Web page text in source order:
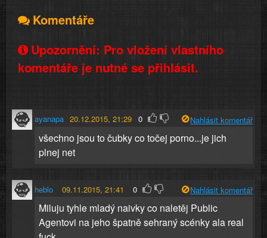
Komentáře
Upozornění: Pro vložení vlastního
komentáře je nutné se přihlásit.
ayanapa 20.12.2015, 21:29 0 Nahlásit komentář
všechno jsou to čubky co točej porno...je jich
plnej net
heblo 09.11.2015, 21:41 0 Nahlásit komentář
Miluju tyhle mladý naivky co naletěj Public
Agentovi na jeho špatně sehraný scénky ala real